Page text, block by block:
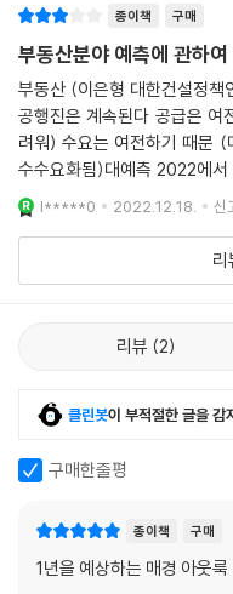
되는 2022년 투자액에 비해
다. 글로벌 금융위기가 덮친
수준이다. 포스코 그룹 역시
에 한 번 모여 비상경영대응팀
화를 대비해 전시작전상황실
대차는 대외 변동성 확대에 따
을 기존 9조2000억원에서 8
이에, 재계는 긴축경영으로 '
포함한 현대중공업그룹 건설
우선적으로 시행할 것"이라며
도 실시간으로 감시하는 대응
산에너빌리티 지분 4.5%를
식으로 매각, 현금 유동성을
대내외 악재로 한국 경제가 흔
종이책 구매
부동산분야 예측에 관하여
부동산 (이은형 대한건설정
공행진은 계속된다 공급은 여
려워) 수요는 여전하기 때문 (
수수요화됨)대예측 2022에서
시보니 내 얼굴이 화끈거릴 지
에도 꿋꿋하게 대예측을
l*****0 2022.12.18. 신
리
리뷰 2
클린봇이 부적절한 글을 감
구매한줄평
종이책 구매
1년을 예상하는 매경 아웃